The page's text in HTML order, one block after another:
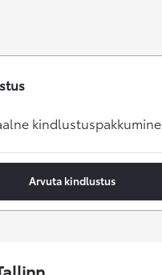
kindlustuspakkumine
Arvuta kindlustus